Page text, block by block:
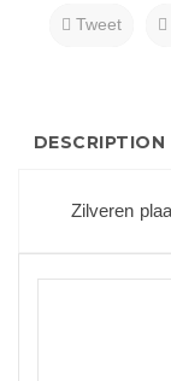
Tweet
DESCRIPTION
Zilveren